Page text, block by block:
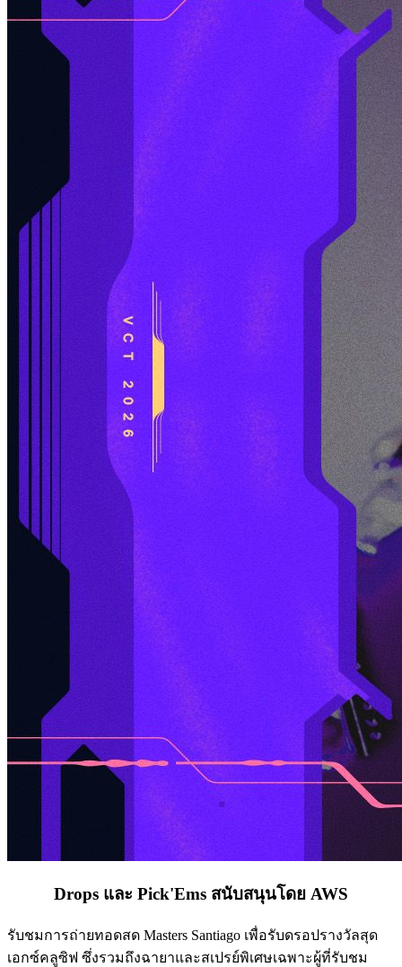
Drops และ Pick'Ems สนับสนุนโดย AWS
รับชมการถ่ายทอดสด Masters Santiago เพื่อรับดรอปรางวัลสุด
เอกซ์คลูซิฟ ซึ่งรวมถึงฉายาและสเปรย์พิเศษเฉพาะผู้ที่รับชม